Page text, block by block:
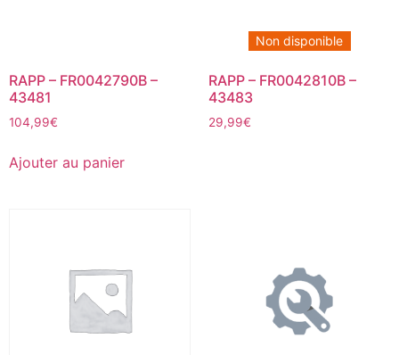
RAPP – FR0042790B –
43481
104,99€
Ajouter au panier
Non disponible
RAPP – FR0042810B –
43483
29,99€